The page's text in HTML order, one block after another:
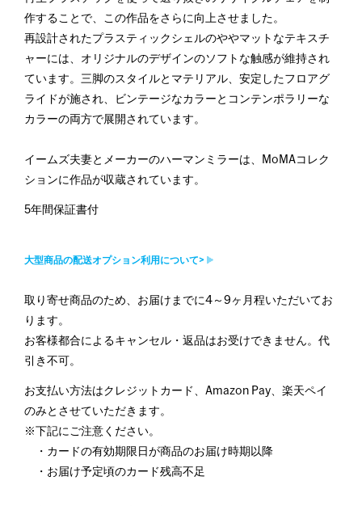
作することで、この作品をさらに向上させました。
再設計されたプラスティックシェルのややマットなテキスチ
ャーには、オリジナルのデザインのソフトな触感が維持され
ています。三脚のスタイルとマテリアル、安定したフロアグ
ライドが施され、ビンテージなカラーとコンテンポラリーな
カラーの両方で展開されています。
イームズ夫妻とメーカーのハーマンミラーは、MoMAコレク
ションに作品が収蔵されています。
5年間保証書付
大型商品の配送オプション利用について>
取り寄せ商品のため、お届けまでに4～9ヶ月程いただいてお
ります。
お客様都合によるキャンセル・返品はお受けできません。代
引き不可。
お支払い方法はクレジットカード、Amazon Pay、楽天ペイ
のみとさせていただきます。
※下記にご注意ください。
・カードの有効期限日が商品のお届け時期以降
・お届け予定頃のカード残高不足